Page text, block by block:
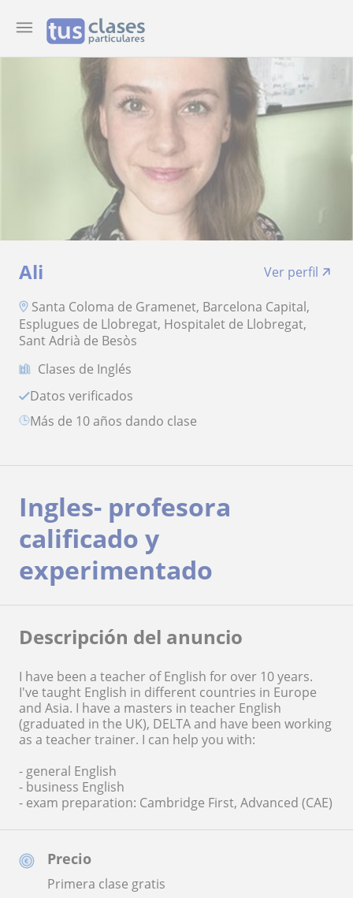
Ali
Ver perfil
Santa Coloma de Gramenet, Barcelona Capital,
Esplugues de Llobregat, Hospitalet de Llobregat,
Sant Adrià de Besòs
Clases de Inglés
Datos verificados
más de 10 años dando clase
Precio
Primera clase gratis
Ingles- profesora
calificado y
experimentado
Descripción del anuncio
I have been a teacher of English for over 10 years.
I've taught English in different countries in Europe
and Asia. I have a masters in teacher English
(graduated in the UK), DELTA and have been working
as a teacher trainer. I can help you with:
- general English
- business English
- exam preparation: Cambridge First, Advanced (CAE)